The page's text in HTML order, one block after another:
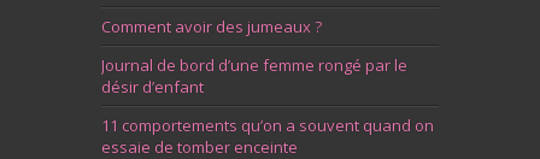
Comment avoir des jumeaux ?
Journal de bord d’une femme rongé par le
désir d’enfant
11 comportements qu’on a souvent quand on
essaie de tomber enceinte